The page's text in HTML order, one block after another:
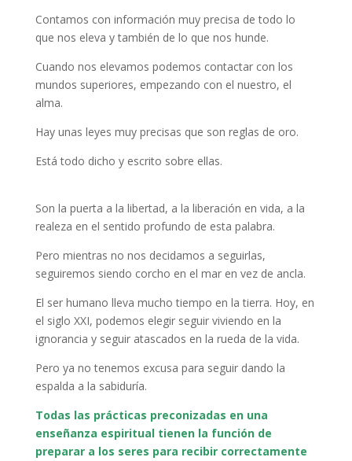
Contamos con información muy precisa de todo lo
que nos eleva y también de lo que nos hunde.
Cuando nos elevamos podemos contactar con los
mundos superiores, empezando con el nuestro, el
alma.
Hay unas leyes muy precisas que son reglas de oro.
Está todo dicho y escrito sobre ellas.
Son la puerta a la libertad, a la liberación en vida, a la
realeza en el sentido profundo de esta palabra.
Pero mientras no nos decidamos a seguirlas,
seguiremos siendo corcho en el mar en vez de ancla.
El ser humano lleva mucho tiempo en la tierra. Hoy, en
el siglo XXI, podemos elegir seguir viviendo en la
ignorancia y seguir atascados en la rueda de la vida.
Pero ya no tenemos excusa para seguir dando la
espalda a la sabiduría.
Todas las prácticas preconizadas en una
enseñanza espiritual tienen la función de
preparar a los seres para recibir correctamente